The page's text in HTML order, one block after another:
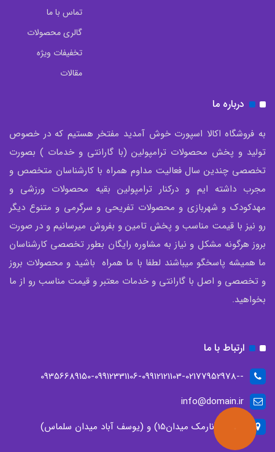
تماس با ما
گالری محصولات
تخفیفات ویژه
مقالات
درباره ما
به فروشگاه اکالا اسپورت خوش آمدید مفتخر هستیم که در خصوص
تولید و پخش محصولات ترامپولین (با گارانتی و خدمات ) بصورت
تخصصی چندین سال فعالیت مداوم همراه با کارشناسان متخصص و
مجرب داشته ایم و درکنار ترامپولین بقیه محصولات ورزشی و
مهدکودک و شهربازی و محصولات تفریحی و سرگرمی و متنوع دیگر
رو نیز با قیمت مناسب و پخش تامین و بفروش میرسانیم و در صورت
بروز هرگونه مشکل و نیاز به مشاوره رایگان بطور تخصصی کارشناسان
ما همیشه پاسخگو میباشند لطفا با ما همراه باشید و محصولات بروز
و تخصصی و اصل با گارانتی و خدمات معتبر و قیمت مناسب رو از ما
بخواهید.
ارتباط با ما
--09356689150-09912331106-09912121103-02177952978
info@domain.ir
تهران، (نارمک میدان15) و (یوسف آباد میدان سلماس)